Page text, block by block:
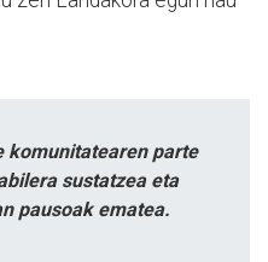
komunitatearen parte
sustatzea eta
pausoak ematea.